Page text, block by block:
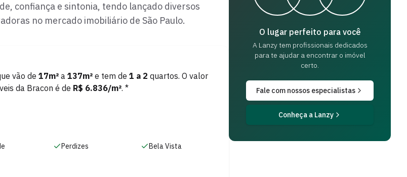
confiança e sintonia, tendo lançado diversos
no mercado imobiliário de São Paulo.
vão de 17m²a 137m² e tem de 1 a 2 quartos. O valor
da Bracon é de R$ 6.836/m². *
Perdizes
Bela Vista
O lugar perfeito para você
A Lanzy tem profissionais dedicados
parate ajudar a encontrar o imóvel
certo.
Fale com nossos especialistas
Conheça a Lanzy